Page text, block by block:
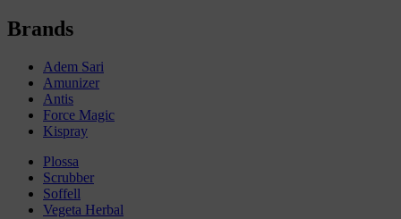
Brands
Adem Sari
Amunizer
Antis
Force Magic
Kispray
Plossa
Scrubber
Soffell
Vegeta Herbal